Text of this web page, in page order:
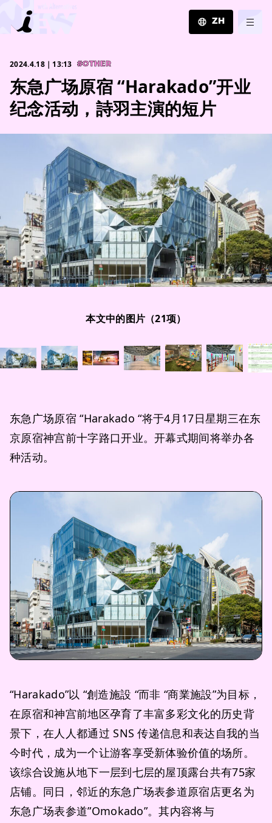
ZH
ZH
2024.4.18｜13:13 #OTHER
东急广场原宿 “Harakado”开业
纪念活动，詩羽主演的短片
本文中的图片（21项）
东急广场原宿 “Harakado “将于4月17日星期三在东
京原宿神宫前十字路口开业。开幕式期间将举办各
种活动。
“Harakado”以 “創造施設 “而非 “商業施設”为目标，
在原宿和神宫前地区孕育了丰富多彩文化的历史背
景下，在人人都通过 SNS 传递信息和表达自我的当
今时代，成为一个让游客享受新体验价值的场所。
该综合设施从地下一层到七层的屋顶露台共有75家
店铺。同日，邻近的东急广场表参道原宿店更名为
东急广场表参道”Omokado”。其内容将与